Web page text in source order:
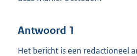
Antwoord 1
Het bericht is een redactioneel